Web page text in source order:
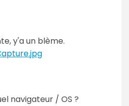
y'a un blème.
navigateur / OS ?